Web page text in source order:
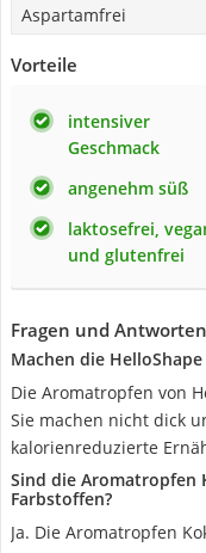
Aspartamfrei
Vorteile
intensiver
Geschmack
angenehm süß
laktosefrei,
und glutenfrei
Fragen und
Machen die
Die Aromatropfen von
Sie machen nicht dick
kalorienreduzierte
Sind die Aromatropfen
Farbstoffen?
Ja. Die Aromatropfen